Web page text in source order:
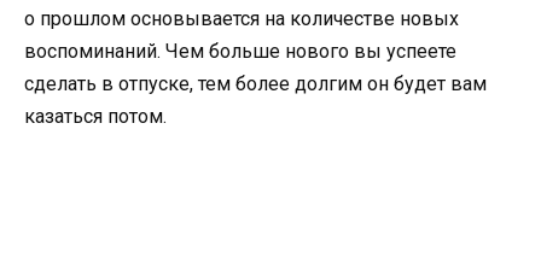
о прошлом основывается на количестве новых
воспоминаний. Чем больше нового вы успеете
сделать в отпуске, тем более долгим он будет вам
казаться потом.